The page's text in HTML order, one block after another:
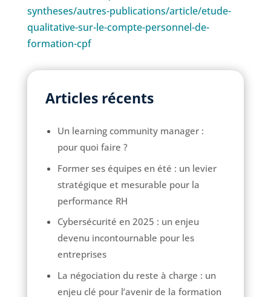
syntheses/autres-publications/article/etude-
qualitative-sur-le-compte-personnel-de-
formation-cpf
Articles récents
Un learning community manager :
pour quoi faire ?
Former ses équipes en été : un levier
stratégique et mesurable pour la
performance RH
Cybersécurité en 2025 : un enjeu
devenu incontournable pour les
entreprises
La négociation du reste à charge : un
enjeu clé pour l’avenir de la formation